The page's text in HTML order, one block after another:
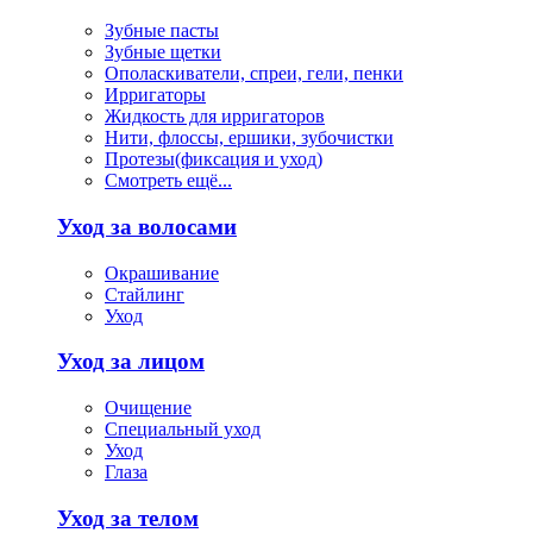
Зубные пасты
Зубные щетки
Ополаскиватели, спреи, гели, пенки
Ирригаторы
Жидкость для ирригаторов
Нити, флоссы, ершики, зубочистки
Протезы(фиксация и уход)
Смотреть ещё...
Уход за волосами
Окрашивание
Стайлинг
Уход
Уход за лицом
Очищение
Специальный уход
Уход
Глаза
Уход за телом